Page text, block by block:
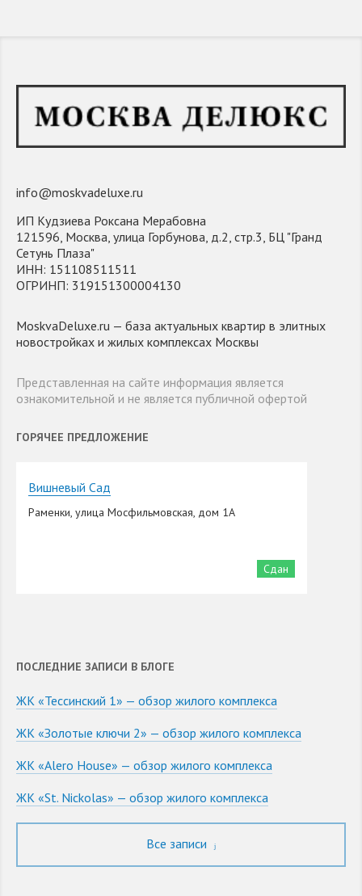
info@moskvadeluxe.ru
ИП Кудзиева Роксана Мерабовна
121596, Москва, улица Горбунова, д.2, стр.3, БЦ "Гранд
Сетунь Плаза"
ИНН: 151108511511
ОГРИНП: 319151300004130
MoskvaDeluxe.ru — база актуальных квартир в элитных
новостройках и жилых комплексах Москвы
Представленная на сайте информация является
ознакомительной и не является публичной офертой
ГОРЯЧЕЕ ПРЕДЛОЖЕНИЕ
Вишневый Сад
Раменки, улица Мосфильмовская, дом 1А
Сдан
ПОСЛЕДНИЕ ЗАПИСИ В БЛОГЕ
ЖК «Тессинский 1» — обзор жилого комплекса
ЖК «Золотые ключи 2» — обзор жилого комплекса
ЖК «Alero House» — обзор жилого комплекса
ЖК «St. Nickolas» — обзор жилого комплекса
Все записи